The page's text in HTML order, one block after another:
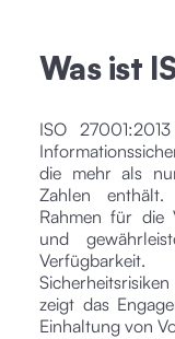
Was ist
ISO
die mehr als
Zahlen
Rahmen für die
und
zeigt das
Einhaltung von